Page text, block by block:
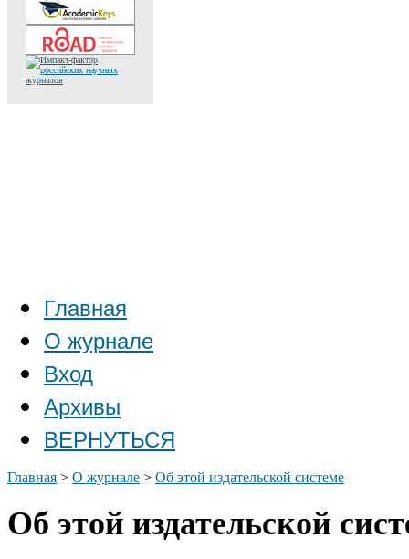
Главная
О журнале
Вход
Архивы
ВЕРНУТЬСЯ
Главная > О журнале > Об этой издательской системе
Об этой издательской